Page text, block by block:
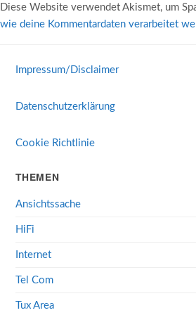
Diese Website verwendet Akismet, um
wie deine Kommentardaten verarbeitet
Impressum/Disclaimer
Datenschutzerklärung
Cookie Richtlinie
THEMEN
Ansichtssache
HiFi
Internet
Tel Com
Tux Area